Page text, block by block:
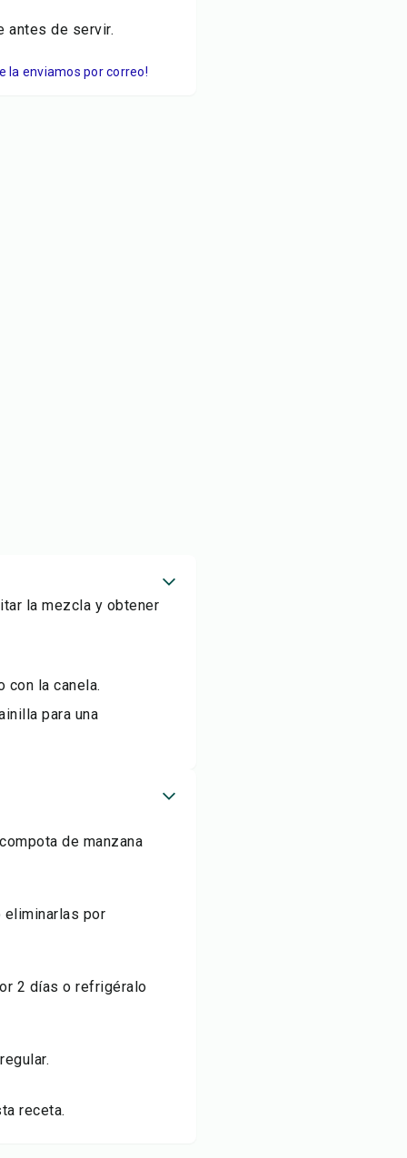
antes de servir.
la enviamos por correo!
la mezcla y obtener
con la canela.
para una
de manzana
por
2 días o refrigéralo
receta.